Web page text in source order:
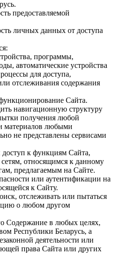
предоставляемой
личных данных от доступа
программы,
автоматические устройства
для доступа,
отслеживания содержания
Сайта.
навигационную структуру
получения любой
материалов любыми
не представлены сервисами
к функциям Сайта,
относящимся к данному
предлагаемым на Сайте.
или аутентификации на
к Сайту.
отслеживать или пытаться
о любом другом
Содержание в любых целях,
Республики Беларусь, а
деятельности или
права Сайта или других